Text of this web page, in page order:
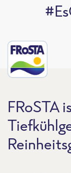
FRoSTA